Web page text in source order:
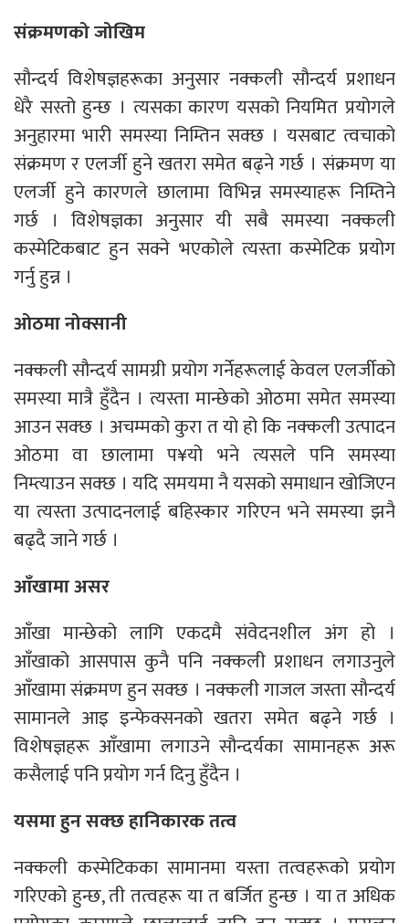
संक्रमणको जोखिम
सौन्दर्य विशेषज्ञहरूका अनुसार नक्कली सौन्दर्य प्रशाधन
धेरै सस्तो हुन्छ । त्यसका कारण यसको नियमित प्रयोगले
अनुहारमा भारी समस्या निम्तिन सक्छ । यसबाट त्वचाको
संक्रमण र एलर्जी हुने खतरा समेत बढ्ने गर्छ । संक्रमण या
एलर्जी हुने कारणले छालामा विभिन्न समस्याहरू निम्तिने
गर्छ । विशेषज्ञका अनुसार यी सबै समस्या नक्कली
कस्मेटिकबाट हुन सक्ने भएकोले त्यस्ता कस्मेटिक प्रयोग
गर्नु हुन्न ।
ओठमा नोक्सानी
नक्कली सौन्दर्य सामग्री प्रयोग गर्नेहरूलाई केवल एलर्जीको
समस्या मात्रै हुँदैन । त्यस्ता मान्छेको ओठमा समेत समस्या
आउन सक्छ । अचम्मको कुरा त यो हो कि नक्कली उत्पादन
ओठमा वा छालामा प¥यो भने त्यसले पनि समस्या
निम्त्याउन सक्छ । यदि समयमा नै यसको समाधान खोजिएन
या त्यस्ता उत्पादनलाई बहिस्कार गरिएन भने समस्या झनै
बढ्दै जाने गर्छ ।
आँखामा असर
आँखा मान्छेको लागि एकदमै संवेदनशील अंग हो ।
आँखाको आसपास कुनै पनि नक्कली प्रशाधन लगाउनुले
आँखामा संक्रमण हुन सक्छ । नक्कली गाजल जस्ता सौन्दर्य
सामानले आइ इन्फेक्सनको खतरा समेत बढ्ने गर्छ ।
विशेषज्ञहरू आँखामा लगाउने सौन्दर्यका सामानहरू अरू
कसैलाई पनि प्रयोग गर्न दिनु हुँदैन ।
यसमा हुन सक्छ हानिकारक तत्व
नक्कली कस्मेटिकका सामानमा यस्ता तत्वहरूको प्रयोग
गरिएको हुन्छ, ती तत्वहरू या त बर्जित हुन्छ । या त अधिक